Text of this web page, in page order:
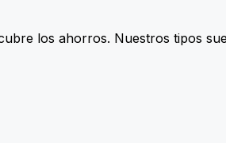
los ahorros. Nuestros tipos